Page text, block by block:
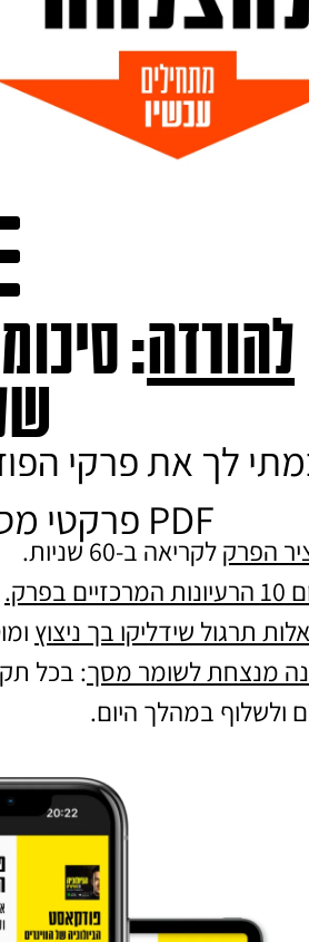
להורדה:
לך את פרקי
PDF פרקטי מסודר להורדה הכולל:
הפרקלקריאה ב-60 שניות.
בפרק.
מנצחת לשומר מסך: בכל
ולשלוף במהלך היום.